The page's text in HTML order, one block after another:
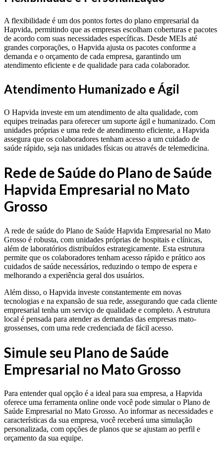
A flexibilidade é um dos pontos fortes do plano empresarial da
Hapvida, permitindo que as empresas escolham coberturas e pacotes
de acordo com suas necessidades específicas. Desde MEIs até
grandes corporações, o Hapvida ajusta os pacotes conforme a
demanda e o orçamento de cada empresa, garantindo um
atendimento eficiente e de qualidade para cada colaborador.
Atendimento Humanizado e Ágil
O Hapvida investe em um atendimento de alta qualidade, com
equipes treinadas para oferecer um suporte ágil e humanizado. Com
unidades próprias e uma rede de atendimento eficiente, a Hapvida
assegura que os colaboradores tenham acesso a um cuidado de
saúde rápido, seja nas unidades físicas ou através de telemedicina.
Rede de Saúde do Plano de Saúde
Hapvida Empresarial no Mato
Grosso
A rede de saúde do Plano de Saúde Hapvida Empresarial no Mato
Grosso é robusta, com unidades próprias de hospitais e clínicas,
além de laboratórios distribuídos estrategicamente. Esta estrutura
permite que os colaboradores tenham acesso rápido e prático aos
cuidados de saúde necessários, reduzindo o tempo de espera e
melhorando a experiência geral dos usuários.
Além disso, o Hapvida investe constantemente em novas
tecnologias e na expansão de sua rede, assegurando que cada cliente
empresarial tenha um serviço de qualidade e completo. A estrutura
local é pensada para atender as demandas das empresas mato-
grossenses, com uma rede credenciada de fácil acesso.
Simule seu Plano de Saúde
Empresarial no Mato Grosso
Para entender qual opção é a ideal para sua empresa, a Hapvida
oferece uma ferramenta online onde você pode simular o Plano de
Saúde Empresarial no Mato Grosso. Ao informar as necessidades e
características da sua empresa, você receberá uma simulação
personalizada, com opções de planos que se ajustam ao perfil e
orçamento da sua equipe.